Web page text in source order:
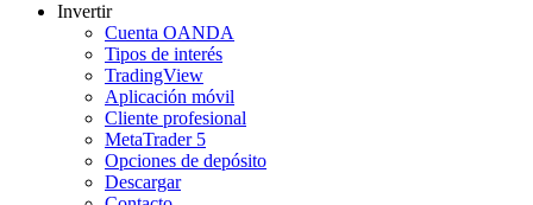
Invertir
Cuenta OANDA
Tipos de interés
TradingView
Aplicación móvil
Cliente profesional
MetaTrader 5
Opciones de depósito
Descargar